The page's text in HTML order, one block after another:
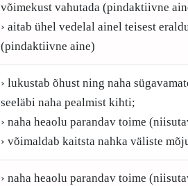
võimekust vahutada (pindaktiivne
› aitab ühel vedelal ainel teisest
(pindaktiivne aine)
› lukustab õhust ning naha
seeläbi naha pealmist kihti;
› naha heaolu parandav toime
› võimaldab kaitsta nahka väliste
› naha heaolu parandav toime